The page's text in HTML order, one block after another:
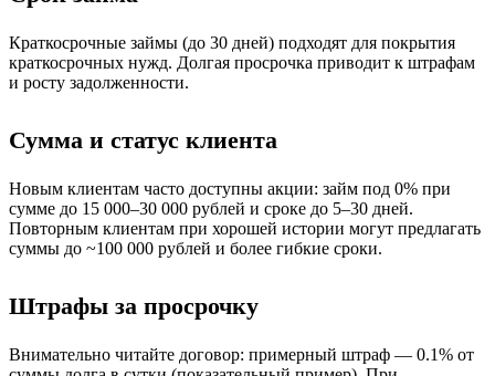
Краткосрочные займы (до 30 дней) подходят для покрытия
краткосрочных нужд. Долгая просрочка приводит к штрафам
и росту задолженности.
Сумма и статус клиента
Новым клиентам часто доступны акции: займ под 0% при
сумме до 15 000–30 000 рублей и сроке до 5–30 дней.
Повторным клиентам при хорошей истории могут предлагать
суммы до ~100 000 рублей и более гибкие сроки.
Штрафы за просрочку
Внимательно читайте договор: примерный штраф — 0.1% от